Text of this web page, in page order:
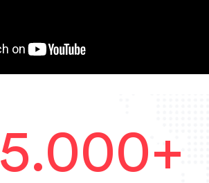
5.000+